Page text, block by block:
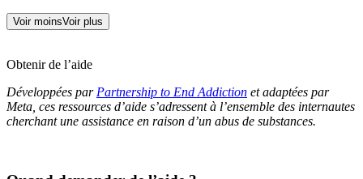
Voir moinsVoir plus
Obtenir de l’aide
Développées par Partnership to End Addiction et adaptées par
Meta, ces ressources d’aide s’adressent à l’ensemble des internautes
cherchant une assistance en raison d’un abus de substances.